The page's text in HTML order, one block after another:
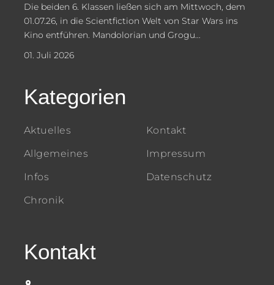
Die beiden 6. Klassen ließen sich am Mittwoch, dem
01.07.26, in die Scientfiction Welt von Star Wars ins
Kino entführen. Mandolorian und Grogu...
01. Juli 2026
Kategorien
Aktuelles
Allgemeines
Infos
Chronik
Kontakt
Impressum
Datenschutz
Kontakt